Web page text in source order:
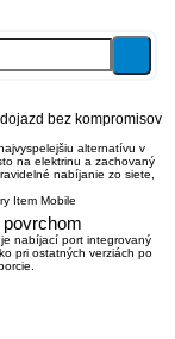
bez kompromisov
alternatívu v
na elektrinu a zachovaný
nabíjanie zo siete,
nabíjací port integrovaný
pri ostatných verziách po